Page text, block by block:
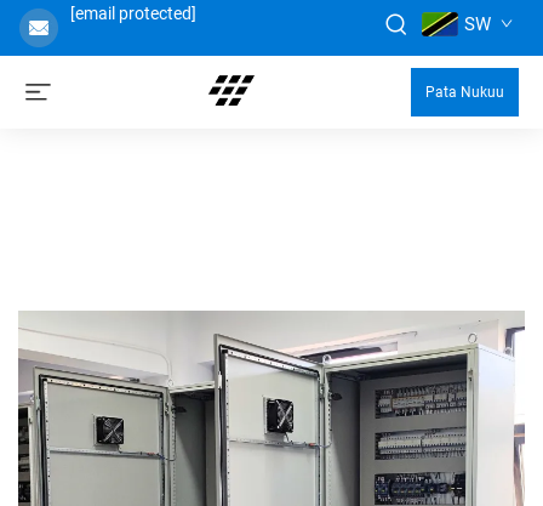
[email protected] SW
Pata Nukuu